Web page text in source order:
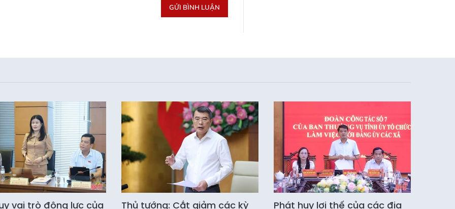
GỬI BÌNH LUẬN
vai trò động lực của
Thủ tướng: Cắt giảm các kỳ
Phát huy lợi thế của các địa